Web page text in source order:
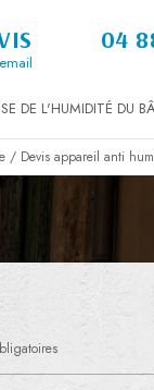
04
DE L'HUMIDITÉ DU
Devis appareil anti